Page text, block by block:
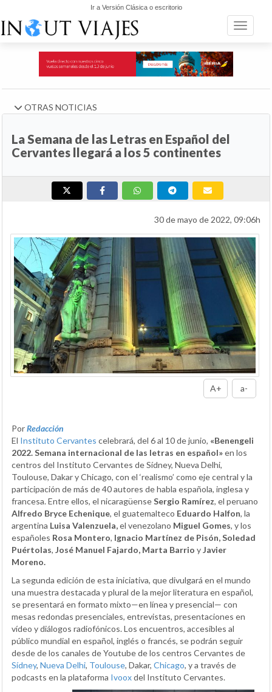
Ir a Versión Clásica o escritorio
Toggle
OTRAS NOTICIAS
La Semana de las Letras en Español del
Cervantes llegará a los 5 continentes
30 de mayo de 2022, 09:06h
A+ a-
PorRedacción
El Instituto Cervantes celebrará, del 6 al 10 de junio, «Benengeli
2022. Semana internacional de las letras en español»en los
centros del Instituto Cervantes de Sídney, Nueva Delhi,
Toulouse, Dakar y Chicago, con el ‘realismo’ como eje central y la
participación de más de 40 autores de habla española, inglesa y
francesa. Entre ellos, el nicaragüenseSergio Ramírez, el peruano
Alfredo Bryce Echenique, el guatemalteco Eduardo Halfon, la
argentina Luisa Valenzuela,el venezolano Miguel Gomes, y los
españoles Rosa Montero, Ignacio Martínez de Pisón, Soledad
Puértolas, José Manuel Fajardo, Marta Barrio yJavier
Moreno.
La segunda edición de esta iniciativa, que divulgará en el mundo
una muestra destacada y plural de la mejor literatura en español,
se presentará en formato mixto—en línea y presencial— con
mesas redondas presenciales, entrevistas, presentaciones en
vídeo y diálogos radiofónicos. Los encuentros, accesibles al
público mundial en español, inglés o francés, se podrán seguir
desde de los canales de Youtube de los centros Cervantes de
Sídney, Nueva Delhi, Toulouse, Dakar, Chicago, y a través de
podcasts en la plataforma Ivooxdel Instituto Cervantes.